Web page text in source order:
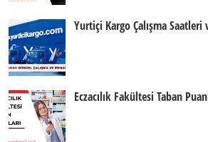
Yurtiçi Kargo Çalışma Saatleri
Eczacılık Fakültesi Taban